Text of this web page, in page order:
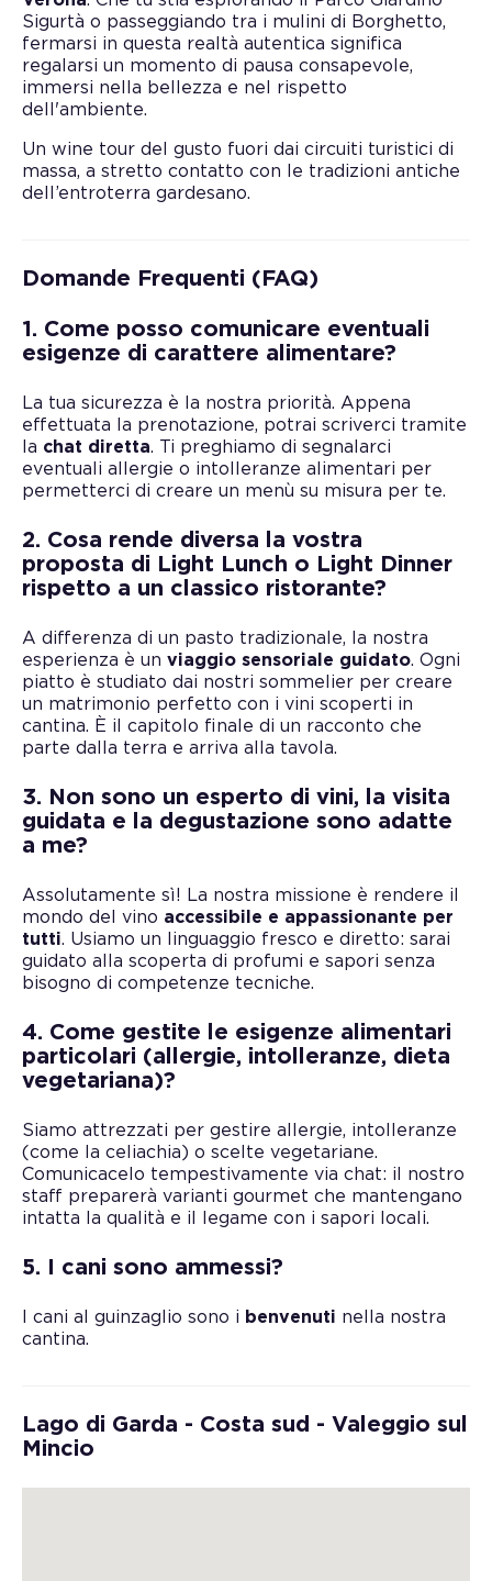
Sigurtà o passeggiando tra i mulini di Borghetto,
fermarsi in questa realtà autentica significa
regalarsi un momento di pausa consapevole,
immersi nella bellezza e nel rispetto
dell'ambiente.
Un wine tour del gusto fuori dai circuiti turistici di
massa, a stretto contatto con le tradizioni antiche
dell’entroterra gardesano.
Domande Frequenti (FAQ)
1. Come posso comunicare eventuali
esigenze di carattere alimentare?
La tua sicurezza è la nostra priorità. Appena
effettuata la prenotazione, potrai scriverci tramite
la chat diretta. Ti preghiamo di segnalarci
eventuali allergie o intolleranze alimentari per
permetterci di creare un menù su misura per te.
2. Cosa rende diversa la vostra
proposta di Light Lunch o Light Dinner
rispetto a un classico ristorante?
A differenza di un pasto tradizionale, la nostra
esperienza è un viaggio sensoriale guidato. Ogni
piatto è studiato dai nostri sommelier per creare
un matrimonio perfetto con i vini scoperti in
cantina. È il capitolo finale di un racconto che
parte dalla terra e arriva alla tavola.
3. Non sono un esperto di vini, la visita
guidata e la degustazione sono adatte
a me?
Assolutamente sì! La nostra missione è rendere il
mondo del vino accessibile e appassionante per
tutti. Usiamo un linguaggio fresco e diretto: sarai
guidato alla scoperta di profumi e sapori senza
bisogno di competenze tecniche.
4. Come gestite le esigenze alimentari
particolari (allergie, intolleranze, dieta
vegetariana)?
Siamo attrezzati per gestire allergie, intolleranze
(come la celiachia) o scelte vegetariane.
Comunicacelo tempestivamente via chat: il nostro
staff preparerà varianti gourmet che mantengano
intatta la qualità e il legame con i sapori locali.
5. I cani sono ammessi?
I cani al guinzaglio sono i benvenuti nella nostra
cantina.
Lago di Garda - Costa sud - Valeggio sul
Mincio